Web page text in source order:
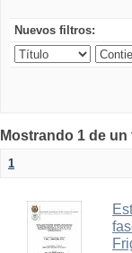
Nuevos filtros:
Mostrando 1 de
1